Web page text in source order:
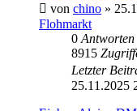
von chino »
Flohmarkt
0 Antworten
8915
Letzter
25.11.2025